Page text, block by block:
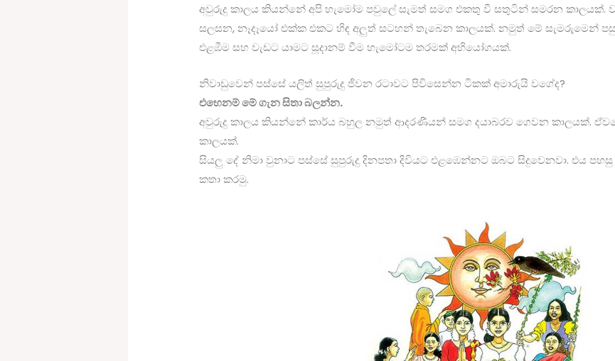
අවුරුදු කාලය කියන්නේ අපි හැමෝම පවුලේ සැමත් සමග එකතු වී සතුටින් සමරන කාලයක්.
සලසන, නෑදෑයෝ එක්ක එකට හිඳ අලුත් සටහන් තැබෙන කාලයක්. නමුත් මේ සැමරුමෙන්
එළඹීම සහ වැඩට යාමට සූදානම් වීම හැමෝටම තරමක් අභියෝගයක්.
නිවාඩුවෙන් පස්සේ යලිත් සුපුරුදු ජීවන රටාවට පිවිසෙන්න ටිකක් අමාරුයි වගේද?
එහෙනම් මේ ගැන සිතා බලන්න.
අවුරුදු කාලය කියන්නේ කාර්ය බහුල නමුත් ආදරණීයන් සමග දයාබරව ගෙවන කාලයක්.
කාලයක්.
සියලු දේ නිමා වුනාට පස්සේ සුපුරුදු දිනපතා දිවියට එළඹෙන්නට ඔබට සිදුවෙනවා. එය
කතා කරමු.